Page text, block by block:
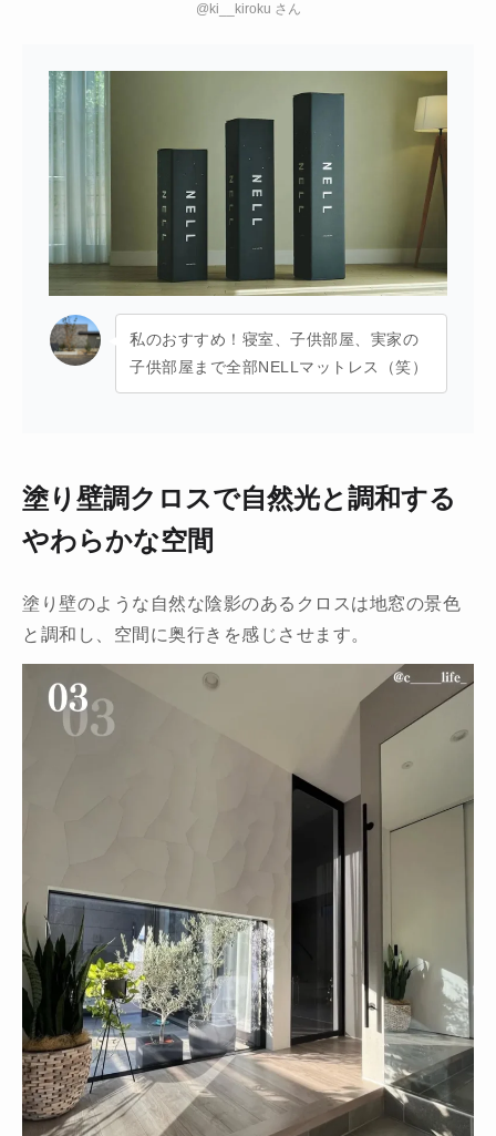
@ki__kiroku さん
私のおすすめ！寝室、子供部屋、実家の
子供部屋まで全部NELLマットレス（笑）
塗り壁調クロスで自然光と調和する
やわらかな空間
塗り壁のような自然な陰影のあるクロスは地窓の景色
と調和し、空間に奥行きを感じさせます。